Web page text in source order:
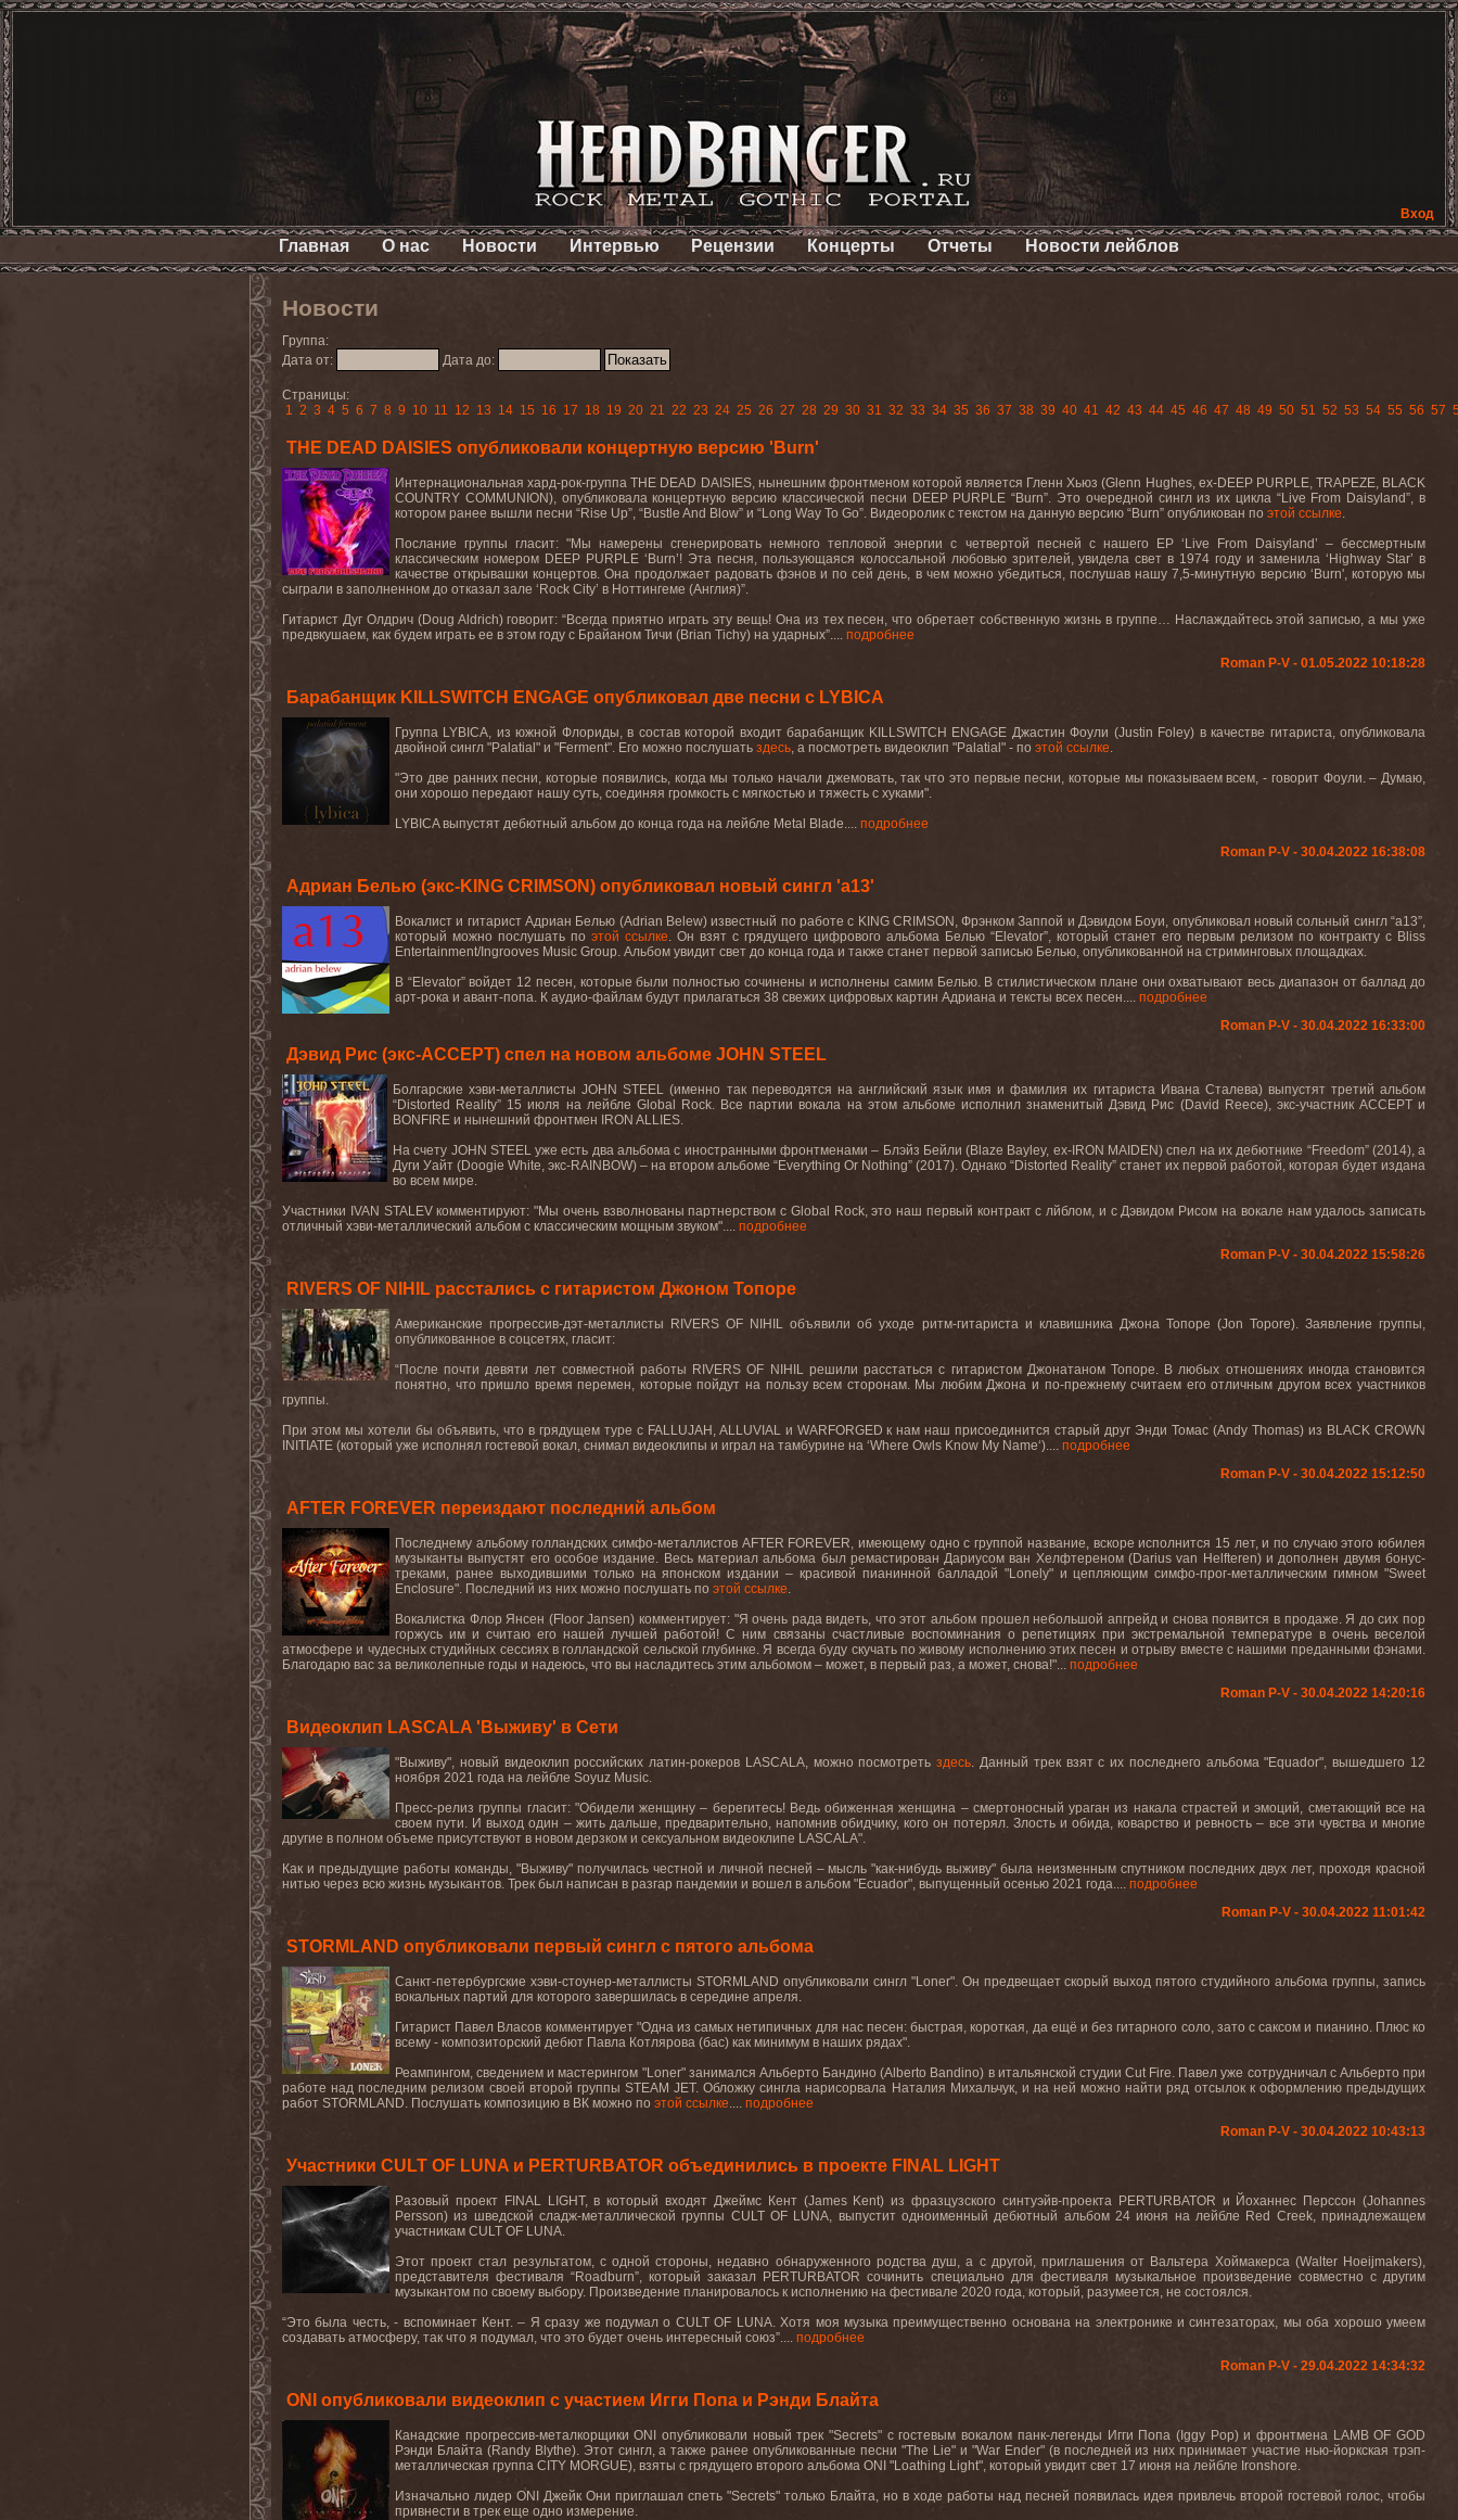
Вход
Главная О нас Новости Интервью Рецензии Концерты Отчеты Новости лейблов
Новости
Группа:
Дата от:
Дата до:
Страницы:
1 2 3 4 5 6 7 8 9 10 11 12 13 14 15 16 17 18 19 20 21 22 23 24 25 26 27 28 29 30 31 32 33 34 35 36 37 38 39 40 41 42 43 44 45 46 47 48 49 50 51 52 53 54 55 56 57
THE DEAD DAISIES опубликовали концертную версию 'Burn'
Интернациональная хард-рок-группаTHE DEAD DAISIES, нынешним фронтменом которой является Гленн Хьюз (Glenn Hughes, ex-DEEP PURPLE, TRAPEZE, BLACK
COUNTRY COMMUNION), опубликовала концертную версию классической песни DEEP PURPLE “Burn”. Это очередной сингл из их цикла “Live From Daisyland”, в
котором ранее вышли песни “Rise Up”, “Bustle And Blow” и “Long Way To Go”. Видеоролик с текстом на данную версию “Burn” опубликован по этой ссылке.
Послание группы гласит: "Мы намерены сгенерировать немного тепловой энергии с четвертой песней с нашего
EP ‘ Live From Daisyland’ – бессмертным
классическим номером DEEP PURPLE ‘ Burn’! Эта песня, пользующаяся колоссальной любовью зрителей, увидела свет в 1974 году и заменила ‘ Highway Star’ в
качестве открывашки концертов. Она продолжает радовать фэнов и по сей день, в чем можно убедиться, послушав нашу 7,5-минутную версию ‘ Burn', которую мы
сыграли в заполненном до отказал зале ‘ Rock City’ в Ноттингеме (Англия)”.
Гитарист Дуг Олдрич (Doug Aldrich) говорит: “Всегда приятно играть эту вещь! Она из тех песен, что обретает собственную жизнь в группе… Наслаждайтесь этой записью, а мы уже
предвкушаем, как будем играть ее в этом году с Брайаном Тичи (Brian Tichy) на ударных”.... подробнее
Roman P-V - 01.05.2022 10:18:28
Барабанщик KILLSWITCH ENGAGE опубликовал две песни с LYBICA
Группа LYBICA, из южной Флориды, в состав которой входит барабанщик KILLSWITCH ENGAGE Джастин Фоули (Justin Foley) в качестве гитариста, опубликовала
двойной сингл "Palatial" и "Ferment". Его можно послушать здесь, а посмотреть видеоклип "Palatial " - по этой ссылке.
"Это две ранних песни, которые появились, когда мы только начали джемовать, так что это первые песни, которые мы показываем всем, - говорит Фоули. – Думаю,
они хорошо передают нашу суть, соединяя громкость с мягкостью и тяжесть с хуками".
LYBICA выпустят дебютный альбом до конца года на лейбле Metal Blade.... подробнее
Roman P-V - 30.04.2022 16:38:08
Адриан Белью (экс-KING CRIMSON) опубликовал новый сингл 'a13'
Вокалист и гитарист Адриан Белью (Adrian Belew) известный по работе с KING CRIMSON , Фрэнком Заппой и Дэвидом Боуи, опубликовал новый сольный сингл “a13”,
который можно послушать по этой ссылке. Он взят с грядущего цифрового альбома Белью “Elevator”, который станет его первым релизом по контракту с Bliss
Entertainment/Ingrooves Music Group. Альбом увидит свет до конца года и также станет первой записью Белью, опубликованной на стриминговых площадках.
В “Elevator” войдет 12 песен, которые были полностью сочинены и исполнены самим Белью. В стилистическом плане они охватывают весь диапазон от баллад до
арт-рока и авант-попа. К аудио-файлам будут прилагаться 38 свежих цифровых картин Адриана и тексты всех песен.... подробнее
Roman P-V - 30.04.2022 16:33:00
Дэвид Рис (экс-ACCEPT) спел на новом альбоме JOHN STEEL
Болгарские хэви-металлисты JOHN STEEL (именно так переводятся на английский язык имя и фамилия их гитариста Ивана Сталева)выпустят третий альбом
“Distorted Reality” 15 июля на лейбле Global Rock. Все партии вокала на этом альбоме исполнил знаменитый Дэвид Рис (David Reece), экс-участник ACCEPTи
BONFIRE и нынешний фронтмен
IRON ALLIES.
На счету JOHN STEELуже есть два альбома с иностранными фронтменами – Блэйз Бейли (Blaze Bayley, ex-IRON MAIDEN)спел на их дебютнике “Freedom” (2014),а
Дуги Уайт (Doogie White, экс-RAINBOW) – на втором альбоме “Everything Or Nothing” (2017). Однако “Distorted Reality” станет их первой работой, которая будет издана
во всем мире.
Участники IVAN STALEV комментируют: "Мы очень взволнованы партнерством с Global Rock, это наш первый контракт с лйблом, и с Дэвидом Рисом на вокале нам удалось записать
отличный хэви-металлический альбом с классическим мощным звуком".... подробнее
Roman P-V - 30.04.2022 15:58:26
RIVERS OF NIHIL расстались с гитаристом Джоном Топоре
Американские прогрессив-дэт-металлисты RIVERS OF NIHIL объявили об уходе ритм-гитариста и клавишника Джона Топоре (Jon Topore). Заявление группы,
опубликованное в соцсетях, гласит:
“После почти девяти лет совместной работы RIVERS OF NIHILрешили расстаться с гитаристом Джонатаном Топоре. В любых отношениях иногда становится
понятно, что пришло время перемен, которые пойдут на пользу всем сторонам. Мы любим Джона и по-прежнему считаем его отличным другом всех участников
группы.
При этом мы хотели бы объявить, что в грядущем туре с FALLUJAH , ALLUVIALи WARFORGED к нам наш присоединится старый друг Энди Томас (Andy Thomas) из BLACK CROWN
INITIATE (который уже исполнял гостевой вокал, снимал видеоклипы и играл на тамбурине на ‘Where Owls Know My Name‘).... подробнее
Roman P-V - 30.04.2022 15:12:50
AFTER FOREVER переиздают последний альбом
Последнему альбому голландских симфо-металлистов AFTER FOREVER, имеющему одно с группой название, вскоре исполнится 15 лет, и по случаю этого юбилея
музыканты выпустят его особое издание. Весь материал альбома был ремастирован Дариусом ван Хелфтереном (Darius van Helfteren) и дополнен двумя бонус-
треками, ранее выходившими только на японском издании – красивой пианинной балладой "Lonely" и цепляющим симфо-прог-металлическим гимном "Sweet
Enclosure". Последний из них можно послушать по этой ссылке.
Вокалистка Флор Янсен (Floor Jansen) комментирует: "Я очень рада видеть, что этот альбом прошел небольшой апгрейд и снова появится в продаже. Я до сих пор
горжусь им и считаю его нашей лучшей работой! С ним связаны счастливые воспоминания о репетициях при экстремальной температуре в очень веселой
атмосфере и чудесных студийных сессиях в голландской сельской глубинке. Я всегда буду скучать по живому исполнению этих песен и отрыву вместе с нашими преданными фэнами.
Благодарю вас за великолепные годы и надеюсь, что вы насладитесь этим альбомом – может, в первый раз, а может, снова!"... подробнее
Roman P-V - 30.04.2022 14:20:16
Видеоклип LASCALA 'Выживу' в Сети
"Выживу", новый видеоклип российских латин-рокеров LASCALA, можно посмотретьздесь. Данный трек взят с их последнего альбома "Equador", вышедшего 12
ноября 2021 года на лейбле Soyuz Music.
Пресс-релиз группы гласит: "Обидели женщину – берегитесь! Ведь обиженная женщина – смертоносный ураган из накала страстей и эмоций, сметающий все на
своем пути. И выход один – жить дальше, предварительно, напомнив обидчику, кого он потерял. Злость и обида, коварство и ревность – все эти чувства и многие
другие в полном объеме присутствуют в новом дерзком и сексуальном видеоклипе LASCALA".
Как и предыдущие работы команды, "Выживу" получилась честной и личной песней – мысль "как-нибудь выживу" была неизменным спутником последних двух лет, проходя красной
нитью через всю жизнь музыкантов. Трек был написан в разгар пандемии и вошел в альбом "Ecuador", выпущенный осенью 2021 года.... подробнее
Roman P-V - 30.04.2022 11:01:42
STORMLAND опубликовали первый сингл с пятого альбома
Санкт-петербургские хэви-стоунер-металлисты STORMLAND опубликовали сингл "Loner". Он предвещает скорый выход пятого студийного альбома группы, запись
вокальных партий для которого завершилась в середине апреля.
Гитарист Павел Власов комментирует "Одна из самых нетипичных для нас песен: быстрая, короткая, да ещё и без гитарного соло, зато с саксом и пианино. Плюс ко
всему - композиторский дебют Павла Котлярова (бас) как минимум в наших рядах".
Реампингом, сведением и мастерингом "Loner" занимался Альберто Бандино (Alberto Bandino) в итальянской студии Cut Fire. Павел уже сотрудничал с Альберто при
работе над последним релизом своей второй группы STEAM JET. Обложку сингла нарисорвала Наталия Михальчук, и на ней можно найти ряд отсылок к оформлению предыдущих
работ STORMLAND. Послушать композицию в ВК можно по этой ссылке.... подробнее
Roman P-V - 30.04.2022 10:43:13
Участники CULT OF LUNA и PERTURBATOR объединились в проекте FINAL LIGHT
Разовый проект FINAL LIGHT, в который входят Джеймс Кент (James Kent) из фразцузского синтуэйв-проекта PERTURBATOR и Йоханнес Перссон (Johannes
Persson) из шведской сладж-металлической группы CULT OF LUNA, выпустит одноименный дебютный альбом 24 июня на лейбле Red Creek, принадлежащем
участникам CULT OF LUNA.
Этот проект стал результатом, с одной стороны, недавно обнаруженного родства душ, а с другой, приглашения от Вальтера Хоймакерса (Walter Hoeijmakers),
представителя фестиваля “Roadburn”, который заказал PERTURBATOR сочинить специально для фестиваля музыкальное произведение совместно с другим
музыкантом по своему выбору. Произведение планировалось к исполнению на фестивале 2020 года, который, разумеется, не состоялся.
“Это была честь, - вспоминает Кент. – Я сразу же подумал о CULT OF LUNA. Хотя моя музыка преимущественно основана на электронике и синтезаторах, мы оба хорошо умеем
создавать атмосферу, так что я подумал, что это будет очень интересный союз”.... подробнее
Roman P-V - 29.04.2022 14:34:32
ONI опубликовали видеоклип с участием Игги Попа и Рэнди Блайта
Канадские прогрессив-металкорщикиONI опубликовали новый трек "Secrets" с гостевым вокалом панк-легенды Игги Попа (Iggy Pop) и фронтмена LAMB OF GOD
Рэнди Блайта (Randy Blythe). Этот сингл, а также ранее опубликованные песни "The Lie" и "War Ender" (в последней из них принимает участие нью-йоркская трэп-
металлическая группа CITY MORGUE), взяты с грядущего второго альбома ONI "Loathing Light", который увидит свет 17 июня на лейбле Ironshore.
Изначально лидер ONI Джейк Они приглашал спеть "Secrets" только Блайта, но в ходе работы над песней появилась идея привлечь второй гостевой голос, чтобы
привнести в трек еще одно измерение.